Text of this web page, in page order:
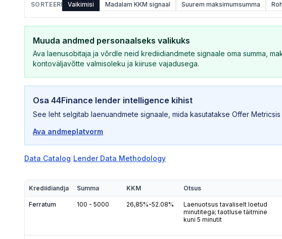
SORTEERI Vaikimisi Madalam KKM signaal Suurem maksimumsumma
Muuda andmed personaalseks valikuks
Ava laenusobitaja ja võrdle neid krediidiandmete signaale oma summa,
kontoväljavõtte valmisoleku ja kiiruse vajadusega.
Osa 44Finance lender intelligence kihist
See leht selgitab laenuandmete signaale, mida kasutatakse Offer
Ava andmeplatvorm
Data Catalog Lender Data Methodology
Krediidiandja Summa KKM Otsus
Ferratum 100 - 5000 26,85%-52.08%
Laenuotsus tavaliselt loetud
minutitega; taotluse täitmine
kuni 5 minutit